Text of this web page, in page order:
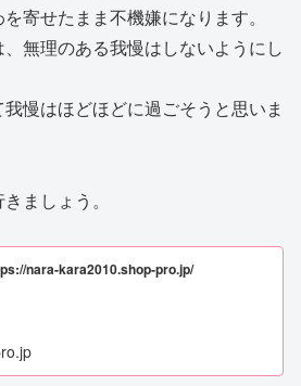
寄せたまま不機嫌になります。
無理のある我慢はしないようにし
慢はほどほどに過ごそうと思いま
ましょう。
nara-kara2010.shop-pro.jp/